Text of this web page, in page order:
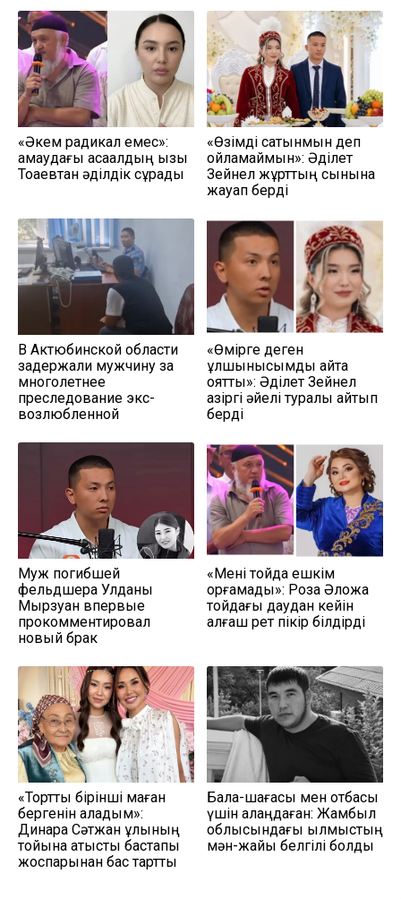
«Әкем радикал емес»:
қамаудағы ақсақалдың қызы
Тоқаевтан әділдік сұрады
«Өзімді сатқынмын деп
ойламаймын»: Әділет
Зейнел жұрттың сынына
жауап берді
В Актюбинской области
задержали мужчину за
многолетнее
преследование экс-
возлюбленной
«Өмірге деген
құлшынысымды қайта
оятты»: Әділет Зейнел
қазіргі әйелі туралы айтып
берді
Муж погибшей
фельдшера Улданы
Мырзуан впервые
прокомментировал
новый брак
«Мені тойда ешкім
қорғамады»: Роза Әлқожа
тойдағы даудан кейін
алғаш рет пікір білдірді
«Тортты бірінші маған
бергенін қаладым»:
Динара Сәтжан ұлының
тойына қатысты бастапқы
жоспарынан бас тартты
Бала-шағасы мен отбасы
үшін алаңдаған: Жамбыл
облысындағы қылмыстың
мән-жайы белгілі болды